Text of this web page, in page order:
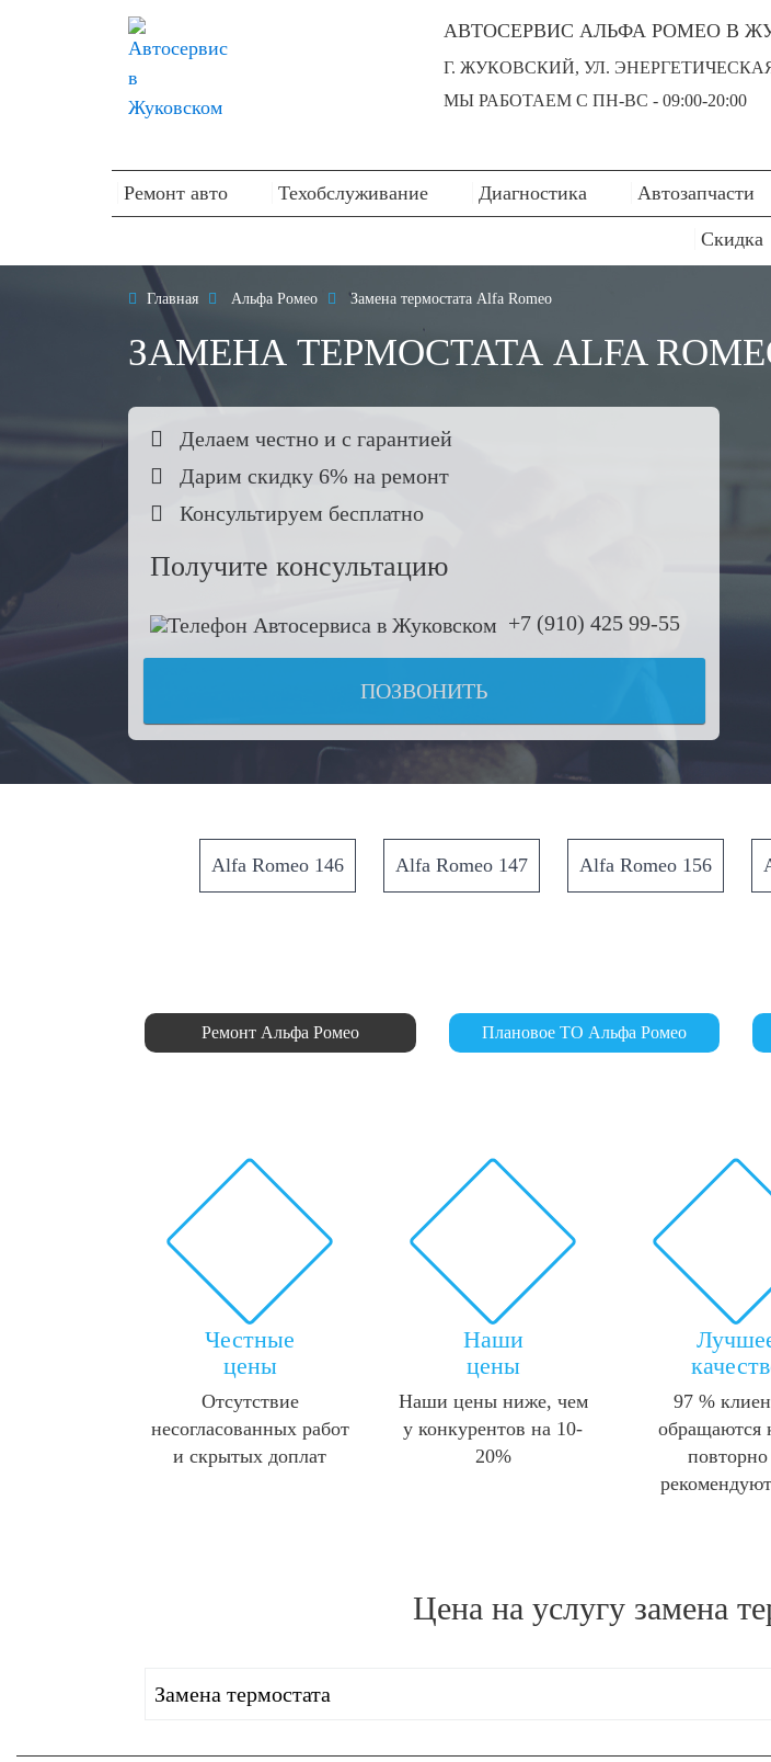
АВТОСЕРВИС АЛЬФА РОМЕО В
Г. ЖУКОВСКИЙ, УЛ.
МЫ РАБОТАЕМ С ПН-ВC - 09:00-20:00
Ремонт авто Техобслуживание Диагностика Автозапчасти
Скидка
 Главная  Альфа Ромео  Замена термостата Alfa Romeo
ЗАМЕНА ТЕРМОСТАТА ALFA
 Делаем честно и с гарантией
 Дарим скидку 6% на ремонт
 Консультируем бесплатно
Получите консультацию
+7 (910) 425 99-55
ПОЗВОНИТЬ
Alfa Romeo 146 Alfa Romeo 147 Alfa Romeo 156
Ремонт Альфа Ромео Плановое ТО Альфа Ромео
Честные
цены
Отсутствие
несогласованных работ
и скрытых доплат
Наши
цены
Наши цены ниже, чем
у конкурентов на 10-
20%
97 %
обращаются
Цена на услугу замена
Замена термостата